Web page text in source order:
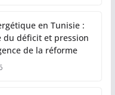
en Tunisie :
du déficit et pression
de la réforme